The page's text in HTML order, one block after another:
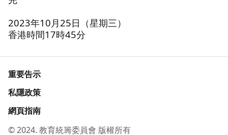
2023年10月25日（星期三）
香港時間17時45分
重要告示
私隱政策
網頁指南
© 2024. 教育統籌委員會 版權所有